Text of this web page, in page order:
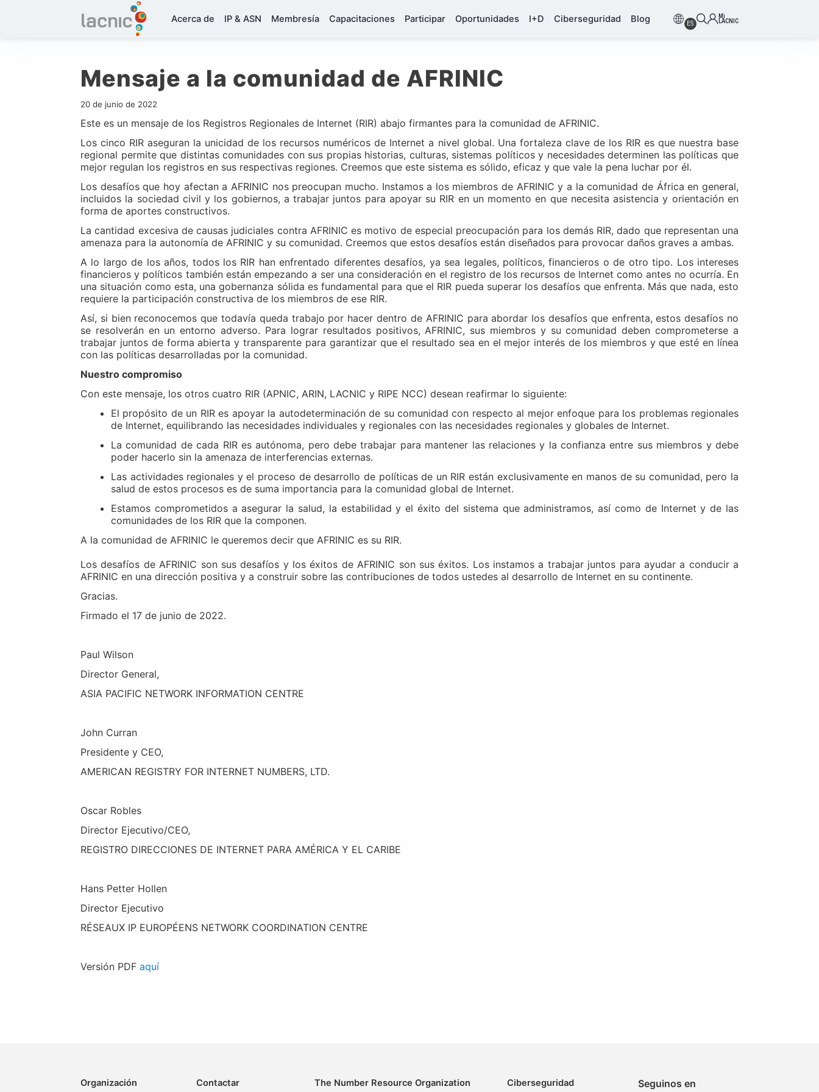
Acerca de IP & ASN Membresía Capacitaciones Participar Oportunidades I+D Ciberseguridad Blog ES
Mi
LACNIC
Mensaje a la comunidad de AFRINIC
20 de junio de 2022
Este es un mensaje de los Registros Regionales de Internet (RIR) abajo firmantes para la comunidad de AFRINIC.
Los cinco RIR aseguran la unicidad de los recursos numéricos de Internet a nivel global. Una fortaleza clave de los RIR es que nuestra base
regional permite que distintas comunidades con sus propias historias, culturas, sistemas políticos y necesidades determinen las políticas que
mejor regulan los registros en sus respectivas regiones. Creemos que este sistema es sólido, eficaz y que vale la pena luchar por él.
Los desafíos que hoy afectan a AFRINIC nos preocupan mucho. Instamos a los miembros de AFRINIC y a la comunidad de África en general,
incluidos la sociedad civil y los gobiernos, a trabajar juntos para apoyar su RIR en un momento en que necesita asistencia y orientación en
forma de aportes constructivos.
La cantidad excesiva de causas judiciales contra AFRINIC es motivo de especial preocupación para los demás RIR, dado que representan una
amenaza para la autonomía de AFRINIC y su comunidad. Creemos que estos desafíos están diseñados para provocar daños graves a ambas.
A lo largo de los años, todos los RIR han enfrentado diferentes desafíos, ya sea legales, políticos, financieros o de otro tipo. Los intereses
financieros y políticos también están empezando a ser una consideración en el registro de los recursos de Internet como antes no ocurría. En
una situación como esta, una gobernanza sólida es fundamental para que el RIR pueda superar los desafíos que enfrenta. Más que nada, esto
requiere la participación constructiva de los miembros de ese RIR.
Así, si bien reconocemos que todavía queda trabajo por hacer dentro de AFRINIC para abordar los desafíos que enfrenta, estos desafíos no
se resolverán en un entorno adverso. Para lograr resultados positivos, AFRINIC, sus miembros y su comunidad deben comprometerse a
trabajar juntos de forma abierta y transparente para garantizar que el resultado sea en el mejor interés de los miembros y que esté en línea
con las políticas desarrolladas por la comunidad.
Nuestro compromiso
Con este mensaje, los otros cuatro RIR (APNIC, ARIN, LACNIC y RIPE NCC) desean reafirmar lo siguiente:
El propósito de un RIR es apoyar la autodeterminación de su comunidad con respecto al mejor enfoque para los problemas regionales
de Internet, equilibrando las necesidades individuales y regionales con las necesidades regionales y globales de Internet.
La comunidad de cada RIR es autónoma, pero debe trabajar para mantener las relaciones y la confianza entre sus miembros y debe
poder hacerlo sin la amenaza de interferencias externas.
Las actividades regionales y el proceso de desarrollo de políticas de un RIR están exclusivamente en manos de su comunidad, pero la
salud de estos procesos es de suma importancia para la comunidad global de Internet.
Estamos comprometidos a asegurar la salud, la estabilidad y el éxito del sistema que administramos, así como de Internet y de las
comunidades de los RIR que la componen.
A la comunidad de AFRINIC le queremos decir que AFRINIC es su RIR.
Los desafíos de AFRINIC son sus desafíos y los éxitos de AFRINIC son sus éxitos. Los instamos a trabajar juntos para ayudar a conducir a
AFRINIC en una dirección positiva y a construir sobre las contribuciones de todos ustedes al desarrollo de Internet en su continente.
Gracias.
Firmado el 17 de junio de 2022.
Paul Wilson
Director General,
ASIA PACIFIC NETWORK INFORMATION CENTRE
John Curran
Presidente y CEO,
AMERICAN REGISTRY FOR INTERNET NUMBERS, LTD.
Oscar Robles
Director Ejecutivo/CEO,
REGISTRO DIRECCIONES DE INTERNET PARA AMÉRICA Y EL CARIBE
Hans Petter Hollen
Director Ejecutivo
RÉSEAUX IP EUROPÉENS NETWORK COORDINATION CENTRE
Versión PDF aquí
Organización Contactar The Number Resource Organization Ciberseguridad Seguinos en